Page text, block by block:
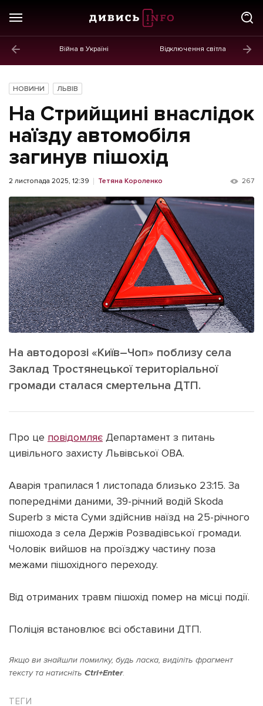
Війна в Україні Відключення світла
Новини
Політика
Економіка
Бізнес
Життя
Культура
Афіша
ІНШЕ
Інтерв'ю
Картки
Репортаж
Розслідування
Погляди
Ініціативи
Прес-релізи
Фото/Відео
Made in Lviv
Зв'язатися з нами
Політика конфіденційності
Наші соц мережі
Підтримати dyvys.info
НОВИНИ ЛЬВІВ
На Стрийщині внаслідок
наїзду автомобіля
загинув пішохід
2 листопада 2025, 12:39 Тетяна Короленко 267
На автодорозі «Київ–Чоп» поблизу села
Заклад Тростянецької територіальної
громади сталася смертельна ДТП.
Про це повідомляє Департамент з питань
цивільного захисту Львівської ОВА.
Аварія трапилася 1 листопада близько 23:15. За
попередніми даними, 39-річний водій Skoda
Superb з міста Суми здійснив наїзд на 25-річного
пішохода з села Держів Розвадівської громади.
Чоловік вийшов на проїзджу частину поза
межами пішохідного переходу.
Від отриманих травм пішохід помер на місці події.
Поліція встановлює всі обставини ДТП.
Якщо ви знайшли помилку, будь ласка, виділіть фрагмент
тексту та натисніть Ctrl+Enter.